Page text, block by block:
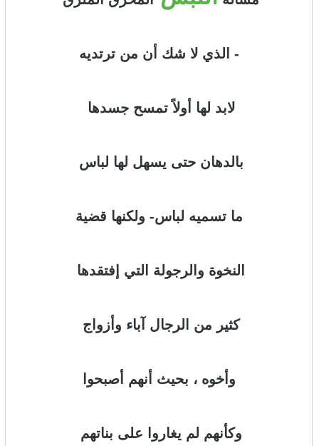
- الذي لا شك أن من ترتديه
لابد لها أولاً تمسح جسدها
بالدهان حتى يسهل لها لباس
ما تسميه لباس- ولكنها قضية
النخوة والرجولة التي إفتقدها
كثير من الرجال آباء وأزواج
وأخوه ، بحيث أنهم أصبحوا
وكأنهم لم يغاروا على بناتهم